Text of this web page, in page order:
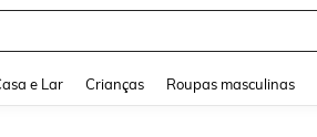
e Lar Crianças Roupas masculinas